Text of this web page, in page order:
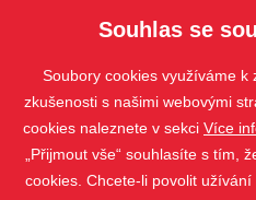
Souhlas se
Soubory cookies využíváme k
zkušenosti s našimi webovými
cookies naleznete v sekci Více
„Přijmout vše“ souhlasíte s tím,
cookies. Chcete-li povolit